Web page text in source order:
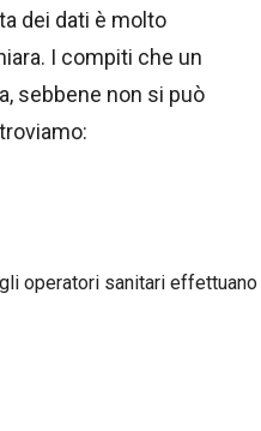
dei dati è molto
I compiti che un
sebbene non si può
operatori sanitari effettuano